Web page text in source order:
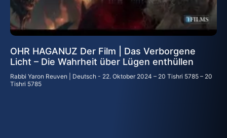
OHR HAGANUZ Der Film | Das Verborgene
Licht – Die Wahrheit über Lügen enthüllen
Rabbi Yaron Reuven | Deutsch
22. Oktober 2024 – 20 Tishri 5785 – 20
Tishri 5785